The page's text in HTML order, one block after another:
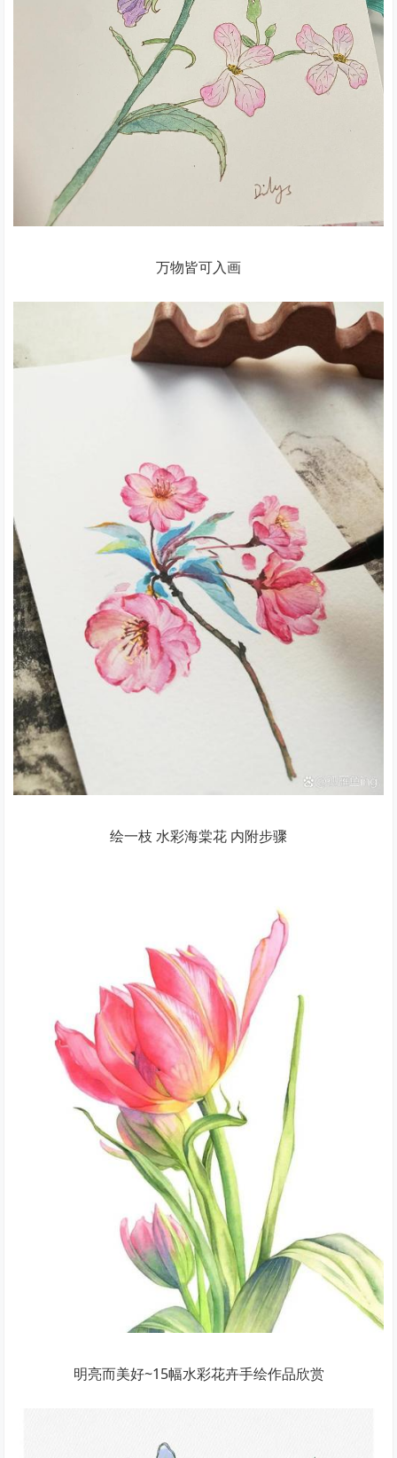
万物皆可入画
绘一枝 水彩海棠花 内附步骤
明亮而美好~15幅水彩花卉手绘作品欣赏